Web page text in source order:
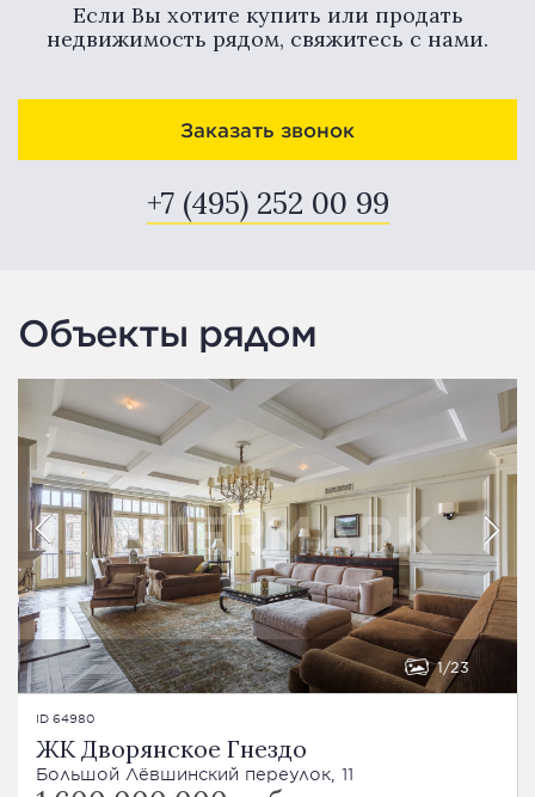
Если Вы хотите купить или продать
недвижимость рядом, свяжитесь с нами.
Заказать звонок
+7 (495) 252 00 99
Объекты рядом
1 23
ID 64980
ЖК Дворянское Гнездо
Большой Лёвшинский переулок, 11